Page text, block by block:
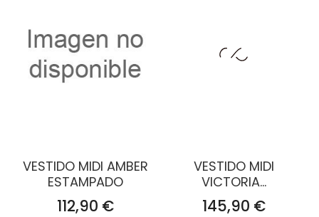
VESTIDO MIDI AMBER
ESTAMPADO
Precio
112,90 €
VESTIDO MIDI
VICTORIA...
Precio
145,90 €